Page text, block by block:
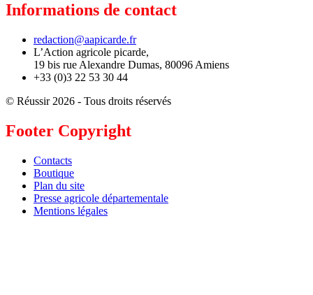
Informations de contact
redaction@aapicarde.fr
L’Action agricole picarde,
19 bis rue Alexandre Dumas, 80096 Amiens
+33 (0)3 22 53 30 44
© Réussir 2026 - Tous droits réservés
Footer Copyright
Contacts
Boutique
Plan du site
Presse agricole départementale
Mentions légales